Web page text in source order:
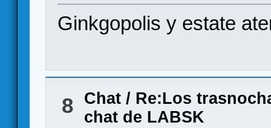
Ginkgopolis y estate
8 Chat/ Re:Los
chat de LABSK